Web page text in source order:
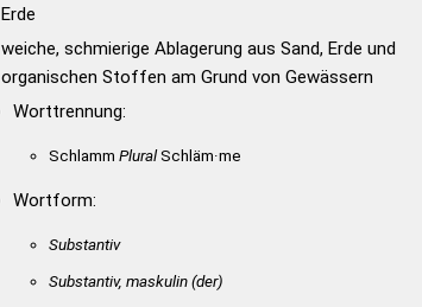
Erde
weiche, schmierige Ablagerung aus Sand, Erde und
organischen Stoffen am Grund von Gewässern
Worttrennung:
Schlamm PluralSchläm·me
Wortform:
Substantiv
Substantiv, maskulin(der)